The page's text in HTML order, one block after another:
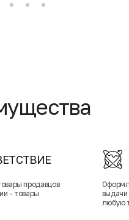
продавцов
- товары
выдачи
любую